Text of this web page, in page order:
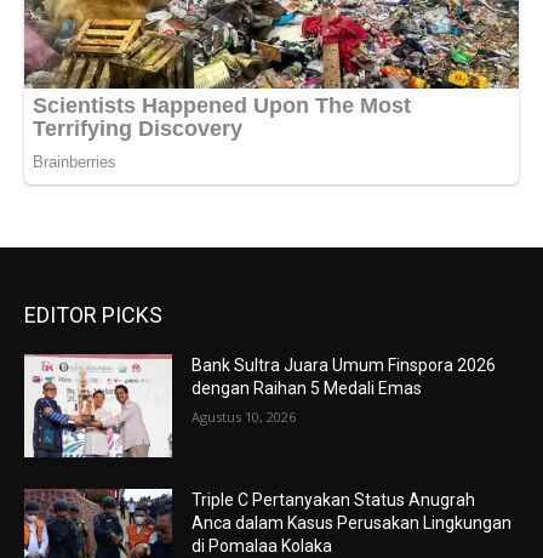
EDITOR PICKS
Bank Sultra Juara Umum Finspora 2026
dengan Raihan 5 Medali Emas
Agustus 10, 2026
Triple C Pertanyakan Status Anugrah
Anca dalam Kasus Perusakan Lingkungan
di Pomalaa Kolaka